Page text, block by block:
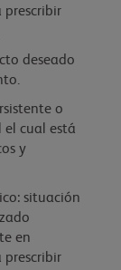
prescribir
deseado
o
el cual está
y
situación
en
prescribir